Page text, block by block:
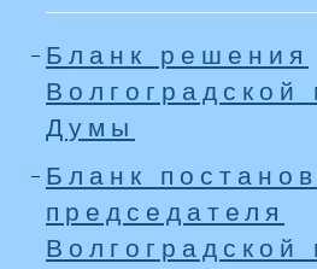
Бланк решения
Волгоградской
Думы
Бланк
председателя
Волгоградской